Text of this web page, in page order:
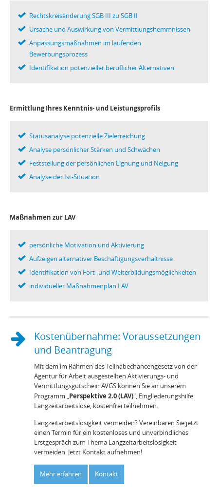
Rechtskreisänderung SGB III zu SGB II
Ursache und Auswirkung von Vermittlungshemmnissen
Anpassungsmaßnahmen im laufenden
Bewerbungsprozess
Identifikation potenzieller beruflicher Alternativen
Ermittlung Ihres Kenntnis- und Leistungsprofils
Statusanalyse potenzielle Zielerreichung
Analyse persönlicher Stärken und Schwächen
Feststellung der persönlichen Eignung und Neigung
Analyse der Ist-Situation
Maßnahmen zur LAV
persönliche Motivation und Aktivierung
Aufzeigen alternativer Beschäftigungsverhältnisse
Identifikation von Fort- und Weiterbildungsmöglichkeiten
individueller Maßnahmenplan LAV
Kostenübernahme: Voraussetzungen
und Beantragung
Mit dem im Rahmen des Teilhabechancengesetz von der
Agentur für Arbeit ausgestellten Aktivierungs- und
Vermittlungsgutschein AVGS können Sie an unserem
Programm „Perspektive 2.0 (LAV)", Eingliederungshilfe
Langzeitarbeitslose, kostenfrei teilnehmen.
Langzeitarbeitslosigkeit vermeiden? Vereinbaren Sie jetzt
einen Termin für ein kostenloses und unverbindliches
Erstgespräch zum Thema Langzeitarbeitslosigkeit
vermeiden. Jetzt Kontakt aufnehmen!
Mehr erfahren Kontakt